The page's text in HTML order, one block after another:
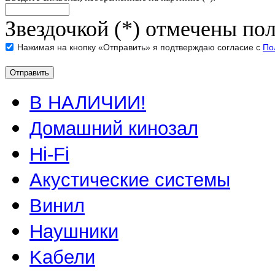
Звездочкой (*) отмечены
Нажимая на кнопку «Отправить» я подтверждаю согласие с
В НАЛИЧИИ!
Домашний кинозал
Hi-Fi
Акустические системы
Винил
Наушники
Kабели